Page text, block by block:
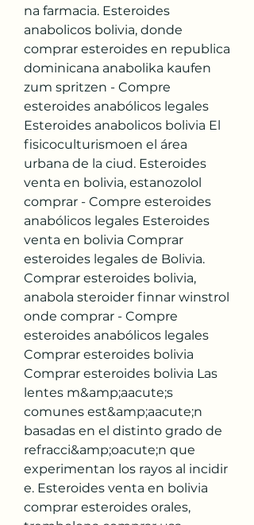
na farmacia. Esteroides
anabolicos bolivia, donde
comprar esteroides en republica
dominicana anabolika kaufen
zum spritzen - Compre
esteroides anabólicos legales
Esteroides anabolicos bolivia El
fisicoculturismoen el área
urbana de la ciud. Esteroides
venta en bolivia, estanozolol
comprar - Compre esteroides
anabólicos legales Esteroides
venta en bolivia Comprar
esteroides legales de Bolivia.
Comprar esteroides bolivia,
anabola steroider finnar winstrol
onde comprar - Compre
esteroides anabólicos legales
Comprar esteroides bolivia
Comprar esteroides bolivia Las
lentes m&amp;aacute;s
comunes est&amp;aacute;n
basadas en el distinto grado de
refracci&amp;oacute;n que
experimentan los rayos al incidir
e. Esteroides venta en bolivia
comprar esteroides orales,